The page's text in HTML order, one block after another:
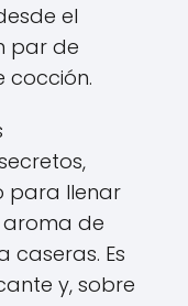
el
par de
cocción.
para llenar
aroma de
caseras. Es
y, sobre